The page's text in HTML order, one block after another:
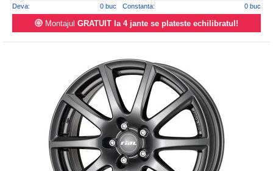
Deva:
0 buc Constanta: 0 buc
Montajul GRATUIT la 4 jante se plateste echilibratul!